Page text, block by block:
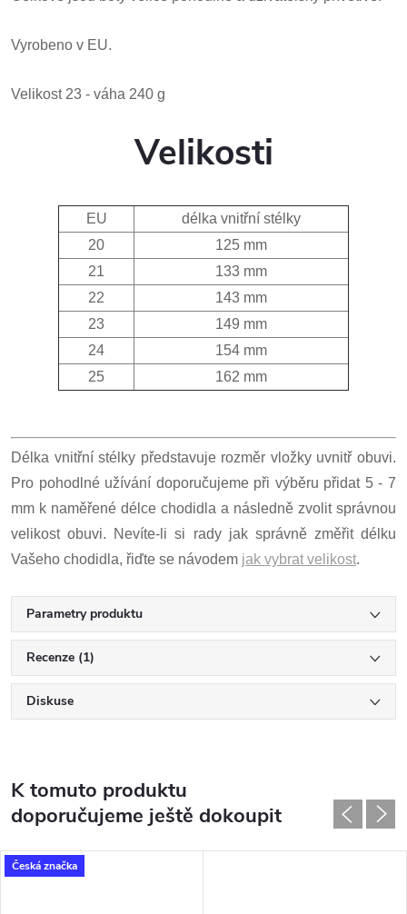
Vyrobeno v EU.
Velikost 23 - váha 240 g
Velikosti
EU
délka vnitřní stélky
20
125 mm
21
133 mm
22
143 mm
23
149 mm
24
154 mm
25
162 mm
Délka vnitřní stélky představuje rozměr vložky uvnitř obuvi.
Pro pohodlné užívání doporučujeme při výběru přidat 5 - 7
mm k naměřené délce chodidla a následně zvolit správnou
velikost obuvi. Nevíte-li si rady jak správně změřit délku
Vašeho chodidla, řiďte se návodem jak vybrat velikost.
Parametry produktu
Recenze (1)
Diskuse
K tomuto produktu
doporučujeme ještě dokoupit
Česká značka